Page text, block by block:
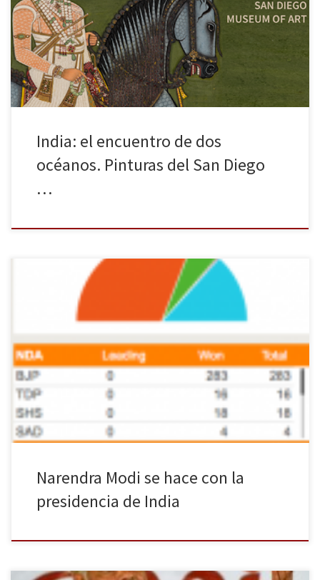
Reseña de la exposición de arte hindú del Museo de San Diego en
el CentroCentro de Madrid
India: el encuentro de dos
océanos. Pinturas del San Diego
…
Según los primeros datos difundidos por el diario The Times of
India, el Partido Popular Indio (BJP) ha obtenido 283 escaños en
las elecciones generales, por lo que su candidato, Narenda Modi
será el próximo primer ministro. Muy por debajo se sitúa el
Congreso Nacional Indio (INC por sus siglas […]
Narendra Modi se hace con la
presidencia de India